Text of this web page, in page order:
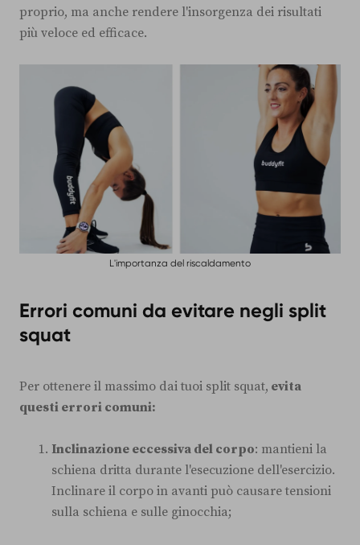
proprio, ma anche rendere l'insorgenza dei risultati
più veloce ed efficace.
L'importanza del riscaldamento
Errori comuni da evitare negli split
squat
Per ottenere il massimo dai tuoi split squat, evita
questi errori comuni:
Inclinazione eccessiva del corpo: mantieni la
schiena dritta durante l'esecuzione dell'esercizio.
Inclinare il corpo in avanti può causare tensioni
sulla schiena e sulle ginocchia;